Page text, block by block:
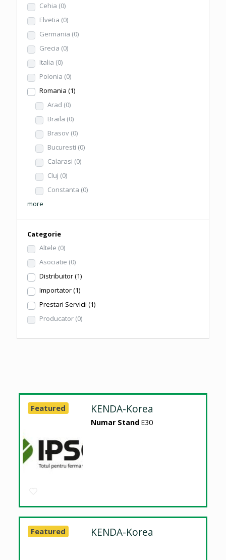
Cehia (0)
Elvetia (0)
Germania (0)
Grecia (0)
Italia (0)
Polonia (0)
Romania (1)
Arad (0)
Braila (0)
Brasov (0)
Bucuresti (0)
Calarasi (0)
Cluj (0)
Constanta (0)
more
Categorie
Altele (0)
Asociatie (0)
Distribuitor(1)
Importator(1)
Prestari Servicii (1)
Producator (0)
KENDA-Korea
Numar Stand E30
Featured
KENDA-Korea
Featured